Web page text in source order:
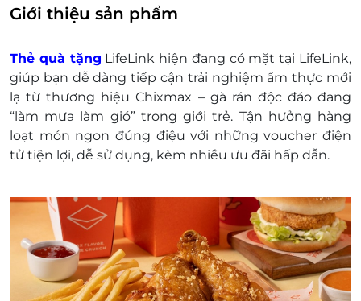
mất hoặc ở trạng thái "Đã sử dụng" với bất kỳ lý
lượng sản phẩm hoặc dịch vụ được cung cấp
cũng như đối với các tranh chấp về sau giữa
khách hàng và nhà cung cấp.
LifeLink có quyền sửa chữa hoặc thay đổi điều
khoản và điều kiện sử dụng mà không thông
báo trước.
Giới thiệu sản phẩm
Thẻ quà tặng LifeLink hiện đang có mặt tại LifeLink,
giúp bạn dễ dàng tiếp cận trải nghiệm ẩm thực mới
lạ từ thương hiệu Chixmax – gà rán độc đáo đang
“làm mưa làm gió” trong giới trẻ. Tận hưởng hàng
loạt món ngon đúng điệu với những voucher điện
tử tiện lợi, dễ sử dụng, kèm nhiều ưu đãi hấp dẫn.